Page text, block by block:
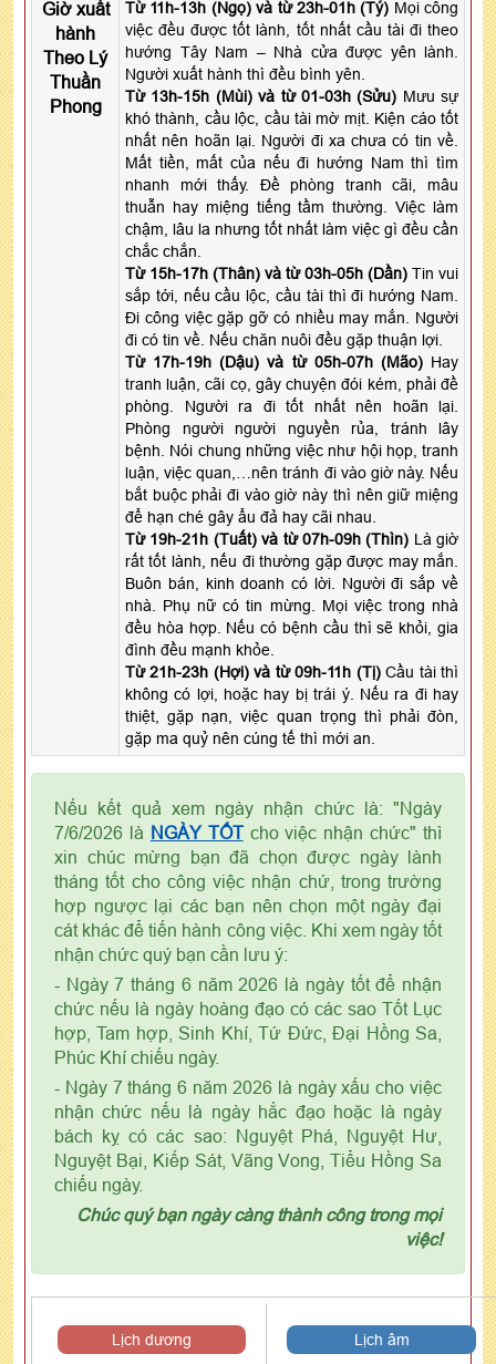
Giờ xuất
hành
Theo Lý
Thuần
Phong
Từ 11h-13h (Ngọ) và từ 23h-01h (Tý) Mọi công
việc đều được tốt lành, tốt nhất cầu tài đi theo
hướng Tây Nam – Nhà cửa được yên lành.
Người xuất hành thì đều bình yên.
Từ 13h-15h (Mùi) và từ 01-03h (Sửu) Mưu sự
khó thành, cầu lộc, cầu tài mờ mịt. Kiện cáo tốt
nhất nên hoãn lại. Người đi xa chưa có tin về.
Mất tiền, mất của nếu đi hướng Nam thì tìm
nhanh mới thấy. Đề phòng tranh cãi, mâu
thuẫn hay miệng tiếng tầm thường. Việc làm
chậm, lâu la nhưng tốt nhất làm việc gì đều cần
chắc chắn.
Từ 15h-17h (Thân) và từ 03h-05h (Dần) Tin vui
sắp tới, nếu cầu lộc, cầu tài thì đi hướng Nam.
Đi công việc gặp gỡ có nhiều may mắn. Người
đi có tin về. Nếu chăn nuôi đều gặp thuận lợi.
Từ 17h-19h (Dậu) và từ 05h-07h (Mão) Hay
tranh luận, cãi cọ, gây chuyện đói kém, phải đề
phòng. Người ra đi tốt nhất nên hoãn lại.
Phòng người người nguyền rủa, tránh lây
bệnh. Nói chung những việc như hội họp, tranh
luận, việc quan,…nên tránh đi vào giờ này. Nếu
bắt buộc phải đi vào giờ này thì nên giữ miệng
để hạn ché gây ẩu đả hay cãi nhau.
Từ 19h-21h (Tuất) và từ 07h-09h (Thìn) Là giờ
rất tốt lành, nếu đi thường gặp được may mắn.
Buôn bán, kinh doanh có lời. Người đi sắp về
nhà. Phụ nữ có tin mừng. Mọi việc trong nhà
đều hòa hợp. Nếu có bệnh cầu thì sẽ khỏi, gia
đình đều mạnh khỏe.
Từ 21h-23h (Hợi) và từ 09h-11h (Tị) Cầu tài thì
không có lợi, hoặc hay bị trái ý. Nếu ra đi hay
thiệt, gặp nạn, việc quan trọng thì phải đòn,
gặp ma quỷ nên cúng tế thì mới an.
Nếu kết quả xem ngày nhận chức là: "Ngày
7/6/2026 là NGÀY TỐTcho việc nhận chức" thì
xin chúc mừng bạn đã chọn được ngày lành
tháng tốt cho công việc nhận chứ, trong trường
hợp ngược lại các bạn nên chọn một ngày đại
cát khác để tiến hành công việc. Khi xem ngày tốt
nhận chức quý bạn cần lưu ý:
- Ngày 7 tháng 6 năm 2026 là ngày tốt để nhận
chức nếu là ngày hoàng đạo có các sao Tốt Lục
hợp, Tam hợp, Sinh Khí, Tứ Đức, Đại Hồng Sa,
Phúc Khí chiếu ngày.
- Ngày 7 tháng 6 năm 2026 là ngày xấu cho việc
nhận chức nếu là ngày hắc đạo hoặc là ngày
bách kỵ có các sao: Nguyệt Phá, Nguyệt Hư,
Nguyệt Bại, Kiếp Sát, Vãng Vong, Tiểu Hồng Sa
chiếu ngày.
Chúc quý bạn ngày càng thành công trong mọi
việc!
Lịch dương Lịch âm